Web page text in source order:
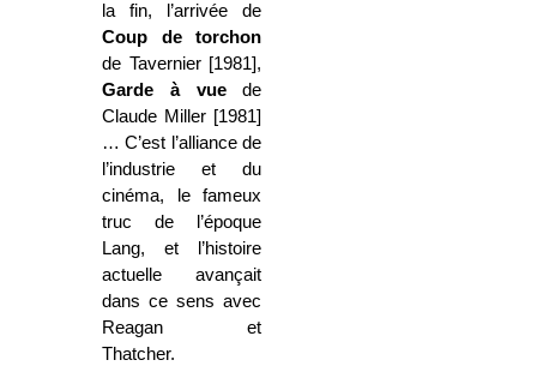
la fin, l’arrivée de
Coup de torchon
de Tavernier [1981],
Garde à vuede
Claude Miller [1981]
… C’est l’alliance de
l’industrie et du
cinéma, le fameux
truc de l’époque
Lang, et l’histoire
actuelle avançait
dans ce sens avec
Reagan et
Thatcher.